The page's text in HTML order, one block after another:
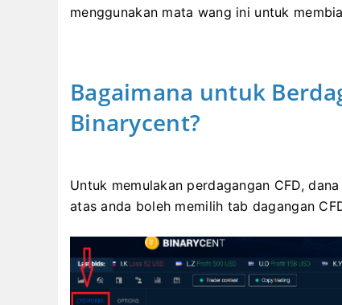
menggunakan mata wang ini untuk
Bagaimana untuk
Binarycent?
Untuk memulakan perdagangan CFD,
atas anda boleh memilih tab dagangan